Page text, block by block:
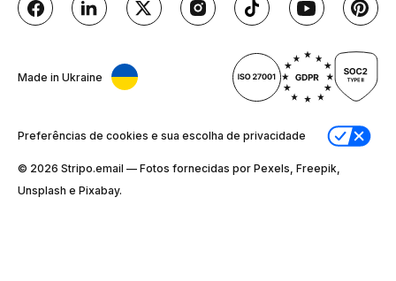
Made in Ukraine
Preferências de cookies e sua escolha de privacidade
© 2026 Stripо.email — Fotos fornecidas por Pexels, Freepik,
Unsplash e Pixabay.